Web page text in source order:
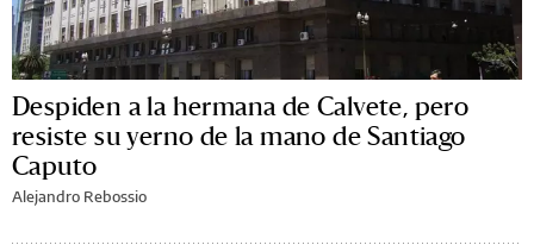
Despiden a la hermana de Calvete, pero
resiste su yerno de la mano de Santiago
Caputo
Alejandro Rebossio